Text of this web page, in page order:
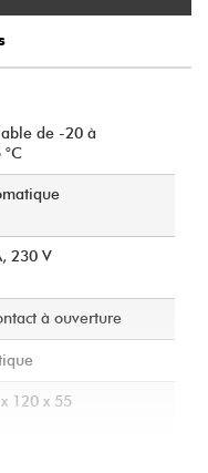
de -20 à
230 V
à ouverture
120 x 55